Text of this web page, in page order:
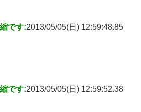
です:2013/05/05(日) 12:59:48.85
です:2013/05/05(日) 12:59:52.38